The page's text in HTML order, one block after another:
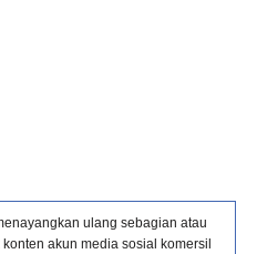
ulang sebagian atau
akun media sosial komersil